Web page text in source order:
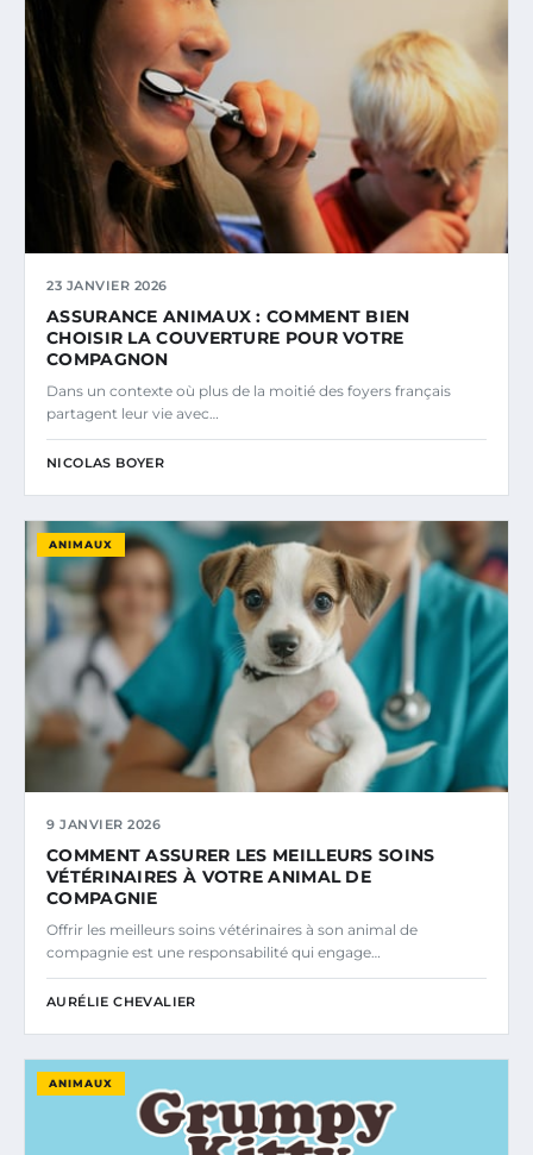
23 JANVIER 2026
ASSURANCE ANIMAUX : COMMENT BIEN
CHOISIR LA COUVERTURE POUR VOTRE
COMPAGNON
Dans un contexte où plus de la moitié des foyers français
partagent leur vie avec…
NICOLAS BOYER
ANIMAUX
9 JANVIER 2026
COMMENT ASSURER LES MEILLEURS SOINS
VÉTÉRINAIRES À VOTRE ANIMAL DE
COMPAGNIE
Offrir les meilleurs soins vétérinaires à son animal de
compagnie est une responsabilité qui engage…
AURÉLIE CHEVALIER
ANIMAUX